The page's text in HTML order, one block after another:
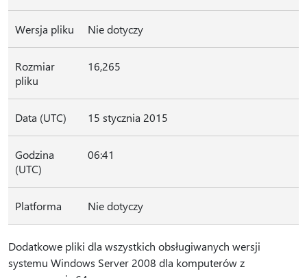
Wersja pliku Nie dotyczy
Rozmiar
pliku
16,265
Data (UTC) 15 stycznia 2015
Godzina
(UTC)
06:41
Platforma Nie dotyczy
Dodatkowe pliki dla wszystkich obsługiwanych wersji
systemu Windows Server 2008 dla komputerów z